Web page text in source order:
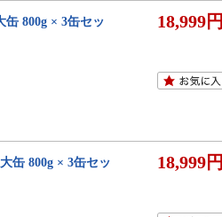
800g × 3缶セッ
18,999円
缶 800g × 3缶セッ
18,999円